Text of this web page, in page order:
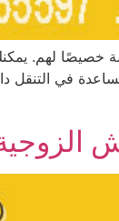
خصيصًا لهم.
في